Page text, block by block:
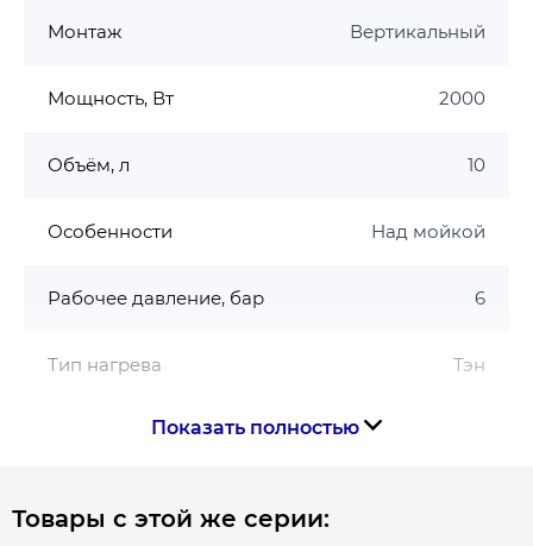
Монтаж Вертикальный
Мощность, Вт 2000
Объём, л 10
Особенности Над мойкой
Рабочее давление, бар 6
Тип нагрева Тэн
Показать полностью
Товары с этой же серии: